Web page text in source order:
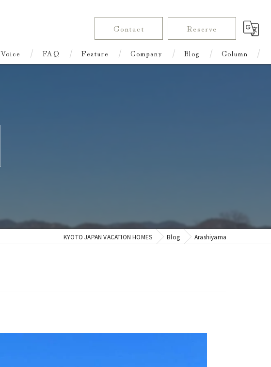
Contact Reserve
Voice FAQ Feature Company Blog Column
KYOTO JAPAN VACATION HOMES Blog Arashiyama